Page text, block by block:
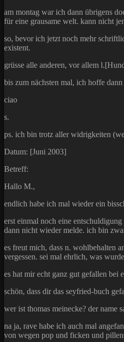
am montag war ich dann übrigens
für eine grausame welt. kann nicht
so, bevor ich jetzt noch mehr
existent.
grüsse alle anderen, vor allem
bis zum nächsten mal, ich hoffe
ciao
s.
ps. ich bin trotz aller widrigkeiten
Datum: [Juni 2003]
Betreff:
Hallo M.,
endlich habe ich mal wieder ein
erst einmal noch eine
dann nicht wieder melde. ich bin
es freut mich, dass n. wohlbehalten
vergessen. sei mal ehrlich, was
es hat mir echt ganz gut gefallen
schön, dass dir das seyfried-buch
wer ist thomas meinecke? der name
na ja, rave habe ich auch mal
von wegen pop und ficken und